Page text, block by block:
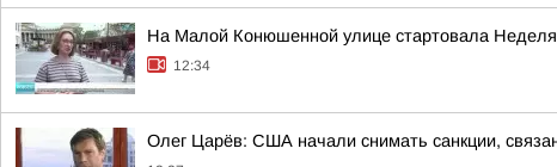
На Малой Конюшенной улице стартовала Неделя
12:34
Олег Царёв: США начали снимать санкции,